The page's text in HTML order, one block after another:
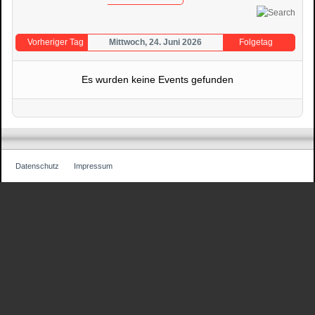
Vorheriger Tag Mittwoch, 24. Juni 2026 Folgetag
Es wurden keine Events gefunden
Datenschutz Impressum